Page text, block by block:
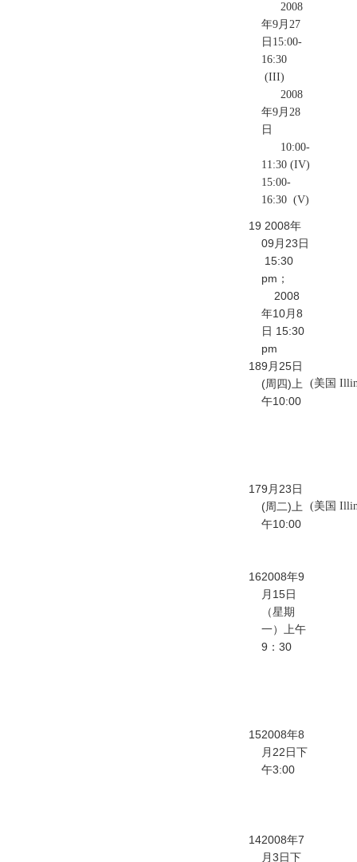
2008
年9月27
日15:00-
16:30
(III)
2008
年9月28
日
10:00-
11:30 (IV)
15:00-
16:30 (V)
19 2008年
09月23日
15:30
pm；
2008
年10月8
日 15:30
pm
189月25日
(周四)上
午10:00
(美国
179月23日
(周二)上
午10:00
(美国
162008年9
月15日
（星期
一）上午
9：30
152008年8
月22日下
午3:00
142008年7
月3日下